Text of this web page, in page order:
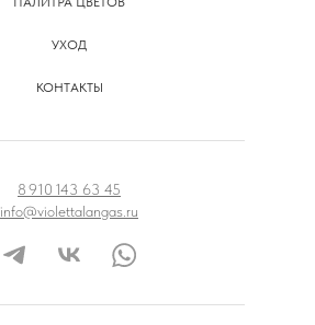
УХОД
КОНТАКТЫ
8 910 143 63 45
info@violettalangas.ru